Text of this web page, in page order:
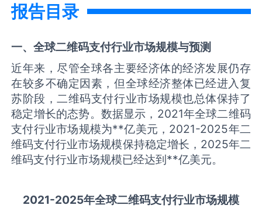
报告目录
一、全球二维码支付行业市场规模与预测
近年来，尽管全球各主要经济体的经济发展仍存
在较多不确定因素，但全球经济整体已经进入复
苏阶段，二维码支付行业市场规模也总体保持了
稳定增长的态势。数据显示，2021年全球二维码
支付行业市场规模为**亿美元，2021-2025年二
维码支付行业市场规模保持稳定增长，2025年二
维码支付行业市场规模已经达到**亿美元。
2021-2025年全球二维码支付行业市场规模